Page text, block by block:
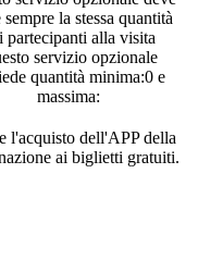
sempre la stessa quantità
partecipanti alla visita
servizio opzionale
quantità minima:0 e
massima:
l'acquisto dell'APP della
ai biglietti gratuiti.